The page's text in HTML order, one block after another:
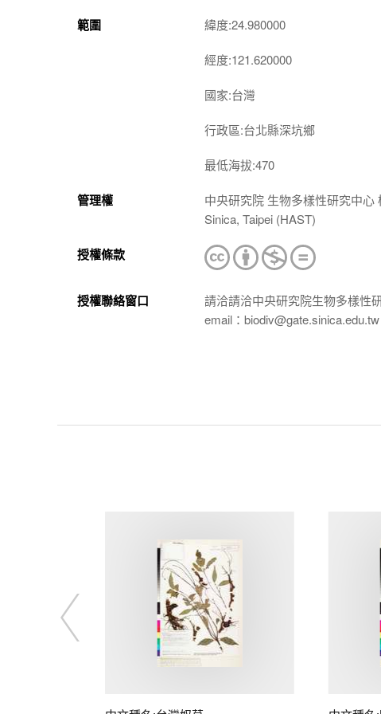
範圍 緯度:24.980000
經度:121.620000
國家:台灣
行政區:台北縣深坑鄉
最低海拔:470
管理權
中央研究院 生物多樣性研究中心
Sinica, Taipei (HAST)
授權條款
授權聯絡窗口
請洽請洽中央研究院生物多樣性
email：biodiv@gate.sinica.edu.tw